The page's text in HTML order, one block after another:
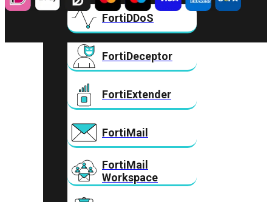
FortiDDoS
FortiDeceptor
FortiExtender
FortiMail
FortiMail
Workspace